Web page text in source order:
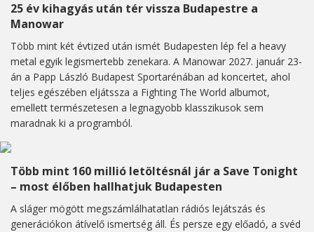
25 év kihagyás után tér vissza Budapestre a
Manowar
Több mint két évtized után ismét Budapesten lép fel a heavy
metal egyik legismertebb zenekara. A Manowar 2027. január 23-
án a Papp László Budapest Sportarénában ad koncertet, ahol
teljes egészében eljátssza a Fighting The World albumot,
emellett természetesen a legnagyobb klasszikusok sem
maradnak ki a programból.
Több mint 160 millió letöltésnál jár a Save Tonight
– most élőben hallhatjuk Budapesten
A sláger mögött megszámlálhatatlan rádiós lejátszás és
generációkon átívelő ismertség áll. És persze egy előadó, a svéd